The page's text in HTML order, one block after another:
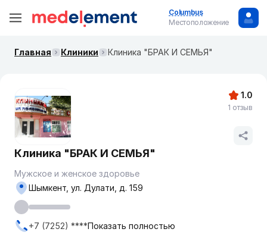
Columbus
Местоположение
Главная Клиники Клиника "БРАК И СЕМЬЯ"
Клиника "БРАК И СЕМЬЯ"
Мужское и женское здоровье
Шымкент, ул. Дулати, д. 159
+7 (7252) ****Показать полностью
1.0
1 отзыв